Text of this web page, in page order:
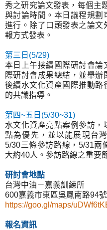
秀之研究論文發表，每個主
與討論時間。本日議程規劃
進行。除了口頭發表之論文
報方式發表。
第三日 (5/29)
本日上午接續國際研討會論
際研討會成果總結，並舉
後續水文化資產國際推動路
的共識指導。
第四~五日 (5/30~31)
水文化資產亮點案例參訪，
點為優先，並以能展現台
5/30三條參訪路線， 5/31兩
大約40人。參訪路線之重要
研討會地點
台灣中油－嘉義訓練所
600嘉義市東區吳鳳南路94號
https://goo.gl/maps/
報名資訊